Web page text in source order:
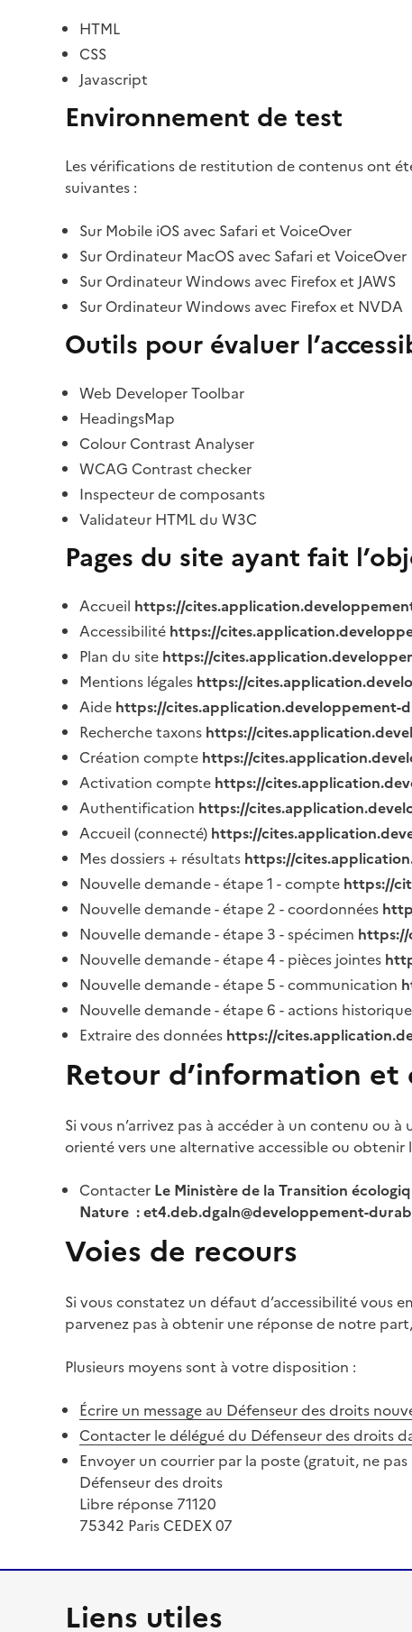
HTML
CSS
Javascript
Environnement de test
Les vérifications de restitution de contenus ont
suivantes :
Sur Mobile iOS avec Safari et VoiceOver
Sur Ordinateur MacOS avec Safari et VoiceOver
Sur Ordinateur Windows avec Firefox et JAWS
Sur Ordinateur Windows avec Firefox et NVDA
Outils pour évaluer
Web Developer Toolbar
HeadingsMap
Colour Contrast Analyser
WCAG Contrast checker
Inspecteur de composants
Validateur HTML du W3C
Pages du site ayant fait
Accueil https://
Accessibilité https://
Plan du site https://
Mentions légales https://
Aide https://cites.application.developpement-
Recherche taxons https://
Création compte https://
Activation compte https://
Authentification https://
Accueil (connecté) https://
Mes dossiers + résultats https://
Nouvelle demande - étape 1 - compte https://
Nouvelle demande - étape 2 - coordonnées
Nouvelle demande - étape 3 - spécimen https://
Nouvelle demande - étape 4 - pièces jointes
Nouvelle demande - étape 5 - communication
Nouvelle demande - étape 6 - actions historique
Extraire des données https://
Retour d’information
Si vous n’arrivez pas à accéder à un contenu ou
orienté vers une alternative accessible ou
Contacter Le Ministère de la Transition
Nature : et4.deb.dgaln@developpement-
Voies de recours
Si vous constatez un défaut d’accessibilité vous
parvenez pas à obtenir une réponse de notre
Plusieurs moyens sont à votre disposition :
Écrire un message au Défenseur des droits
Contacter le délégué du Défenseur des droits
Envoyer un courrier par la poste (gratuit, ne
Défenseur des droits
Libre réponse 71120
75342 Paris CEDEX 07
Liens utiles